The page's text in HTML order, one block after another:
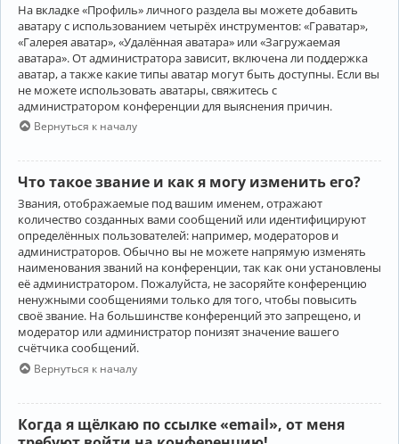
На вкладке «Профиль» личного раздела вы можете добавить
аватару с использованием четырёх инструментов: «Граватар»,
«Галерея аватар», «Удалённая аватара» или «Загружаемая
аватара». От администратора зависит, включена ли поддержка
аватар, а также какие типы аватар могут быть доступны. Если вы
не можете использовать аватары, свяжитесь с
администратором конференции для выяснения причин.
Вернуться к началу
Что такое звание и как я могу изменить его?
Звания, отображаемые под вашим именем, отражают
количество созданных вами сообщений или идентифицируют
определённых пользователей: например, модераторов и
администраторов. Обычно вы не можете напрямую изменять
наименования званий на конференции, так как они установлены
её администратором. Пожалуйста, не засоряйте конференцию
ненужными сообщениями только для того, чтобы повысить
своё звание. На большинстве конференций это запрещено, и
модератор или администратор понизят значение вашего
счётчика сообщений.
Вернуться к началу
Когда я щёлкаю по ссылке «email», от меня